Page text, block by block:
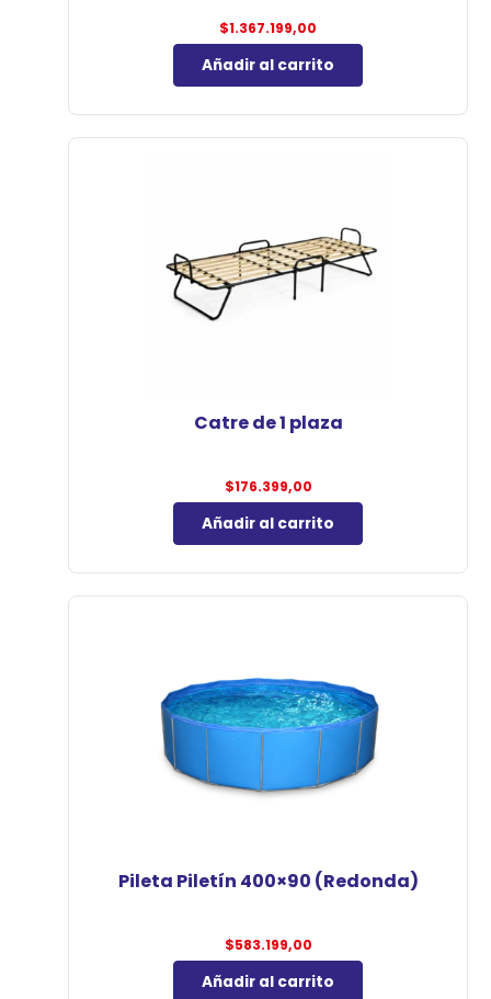
$1.367.199,00
Añadir al carrito
Catre de 1 plaza
$176.399,00
Añadir al carrito
Pileta Piletín 400×90 (Redonda)
$583.199,00
Añadir al carrito